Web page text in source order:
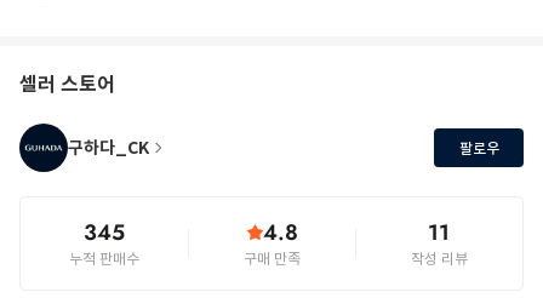
셀러 스토어
구하다_CK 팔로우
345
누적 판매수
4.8
구매 만족
11
작성 리뷰